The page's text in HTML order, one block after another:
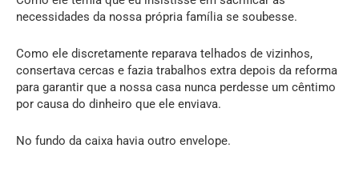
necessidades da nossa própria família se soubesse.
Como ele discretamente reparava telhados de vizinhos,
consertava cercas e fazia trabalhos extra depois da reforma
para garantir que a nossa casa nunca perdesse um cêntimo
por causa do dinheiro que ele enviava.
No fundo da caixa havia outro envelope.